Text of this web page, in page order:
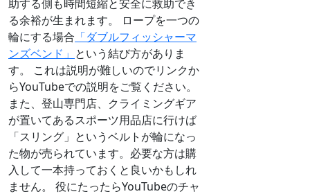
助する側も時間短縮と安全に救助でき
る余裕が生まれます。 ロープを一つの
輪にする場合 「ダブルフィッシャーマ
ンズベンド」 という結び方がありま
す。 これは説明が難しいのでリンクか
らYouTubeでの説明をご覧ください。
また、登山専門店、クライミングギア
が置いてあるスポーツ用品店に行けば
「スリング」というベルトが輪になっ
た物が売られています。必要な方は購
入して一本持っておくと良いかもしれ
ません。 役にたったらYouTubeのチャ